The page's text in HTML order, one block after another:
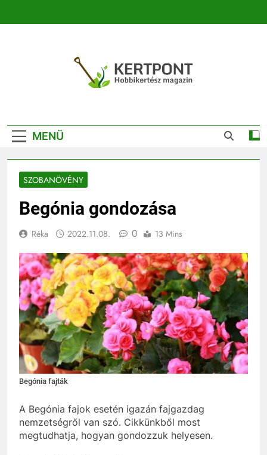
Kertészeti
Magazin |
Növénykereső És
Növényhatározó
MENÜ
SZOBANÖVÉNY
Begónia gondozása
Réka 2022.11.08. 0 13 Mins
Begónia fajták
A Begónia fajok esetén igazán fajgazdag
nemzetségről van szó. Cikkünkből most
megtudhatja, hogyan gondozzuk helyesen.